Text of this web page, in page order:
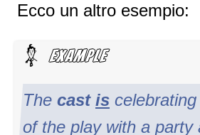
Ecco un altro esempio:
The cast is
of the play with a party